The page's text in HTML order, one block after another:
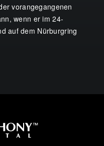
vorangegangenen
wenn er im 24-
auf dem Nürburgring